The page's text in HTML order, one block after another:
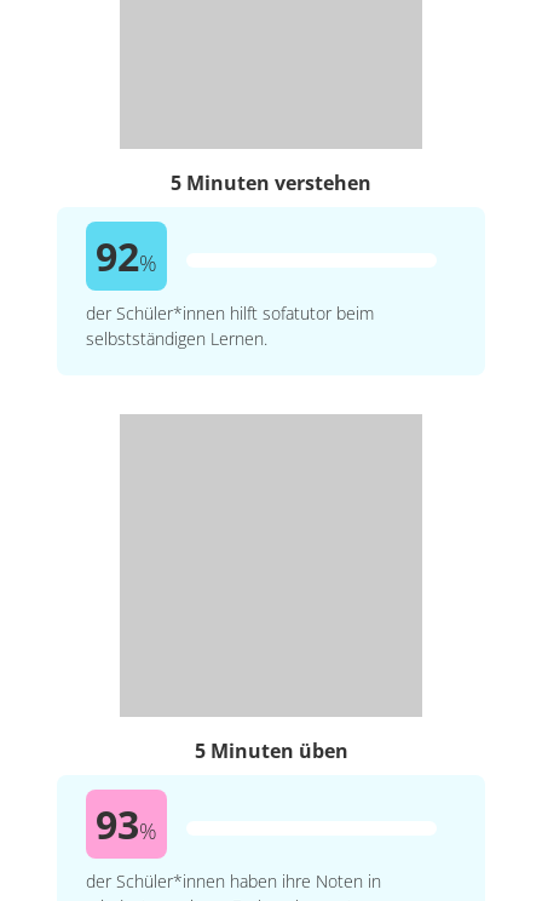
5 Minuten verstehen
92%
der Schüler*innen hilft sofatutor beim
selbstständigen Lernen.
5 Minuten üben
93%
der Schüler*innen haben ihre Noten in